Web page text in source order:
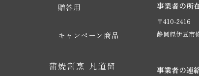
贈答用
キャンペーン商品
蒲焼割烹 凡道留
事業者の所
〒410-2416
静岡県伊豆市
事業者の連